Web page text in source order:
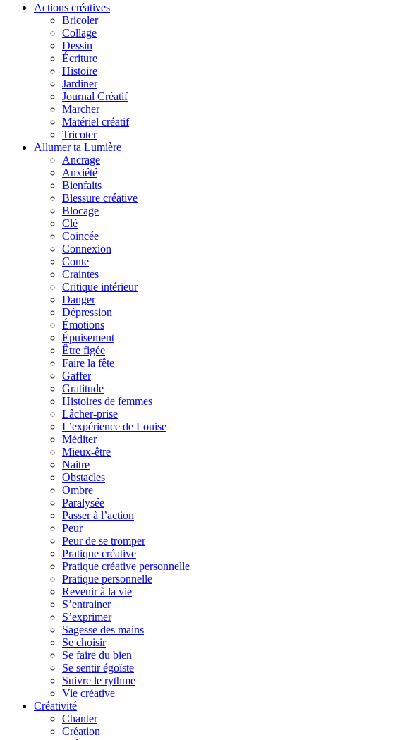
Actions créatives
Bricoler
Collage
Dessin
Écriture
Histoire
Jardiner
Journal Créatif
Marcher
Matériel créatif
Tricoter
Allumer ta Lumière
Ancrage
Anxiété
Bienfaits
Blessure créative
Blocage
Clé
Coincée
Connexion
Conte
Craintes
Critique intérieur
Danger
Dépression
Émotions
Épuisement
Être figée
Faire la fête
Gaffer
Gratitude
Histoires de femmes
Lâcher-prise
L’expérience de Louise
Méditer
Mieux-être
Naitre
Obstacles
Ombre
Paralysée
Passer à l’action
Peur
Peur de se tromper
Pratique créative
Pratique créative personnelle
Pratique personnelle
Revenir à la vie
S’entrainer
S’exprimer
Sagesse des mains
Se choisir
Se faire du bien
Se sentir égoïste
Suivre le rythme
Vie créative
Créativité
Chanter
Création